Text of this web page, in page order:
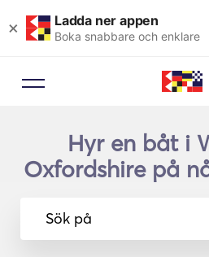
× Ladda ner appen
Boka snabbare och enklare
Hyr en båt i
Oxfordshire på
Sök på